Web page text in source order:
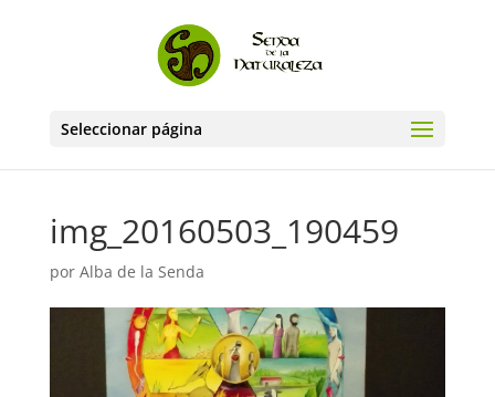
Seleccionar página
img_20160503_190459
por Alba de la Senda